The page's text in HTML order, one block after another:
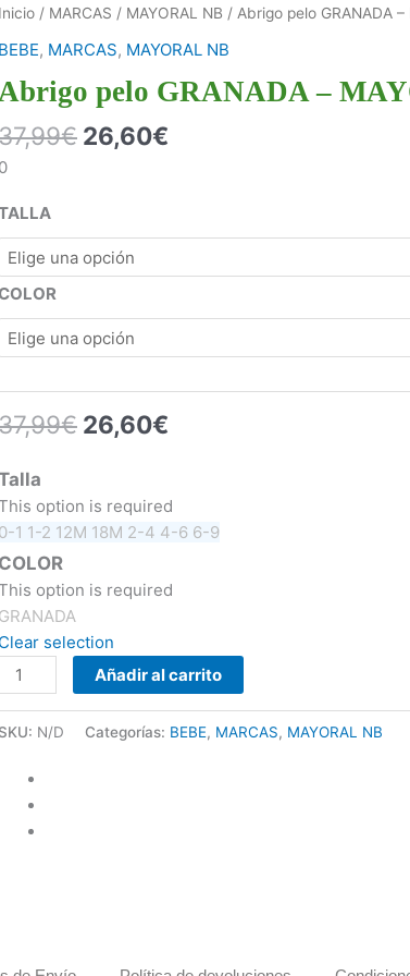
Inicio / MARCAS / MAYORAL NB / Abrigo pelo GRANADA –
BEBE, MARCAS, MAYORAL NB
Abrigo pelo GRANADA –
€ 26,60€
0
€ 26,60€
option is required
0-1 1-2 12M 18M 2-4 4-6 6-9
COLOR
option is required
GRANADA
Clear selection
Añadir al carrito
SKU: N/D Categorías: BEBE, MARCAS, MAYORAL NB